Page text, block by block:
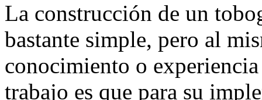
La construcción de un
bastante simple, pero al
conocimiento o
trabajo es que para su